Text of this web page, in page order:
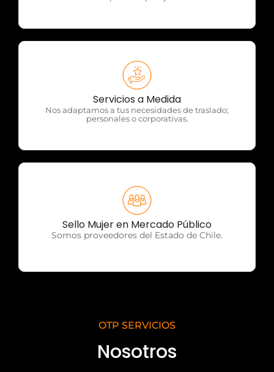
Servicios a Medida
Nos adaptamos a tus necesidades de traslado;
personales o corporativas.
OTP Servicios
Sello Mujer en Mercado Público
Somos proveedores del Estado de Chile.
OTP Servicios
OTP SERVICIOS
Nosotros